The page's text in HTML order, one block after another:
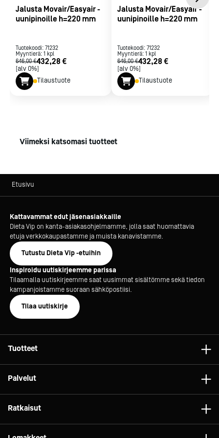
Jalusta Movair/Easyair -
uunipinoille h=220 mm
Tuotekoodi: 71232
Myyntierä: 1 kpl
646,00 €432,28 €
[alv 0%]
Tilaustuote
Jalusta Movair/Easyair -
uunipinoille h=220 mm
Tuotekoodi: 71232
Myyntierä: 1 kpl
646,00 €432,28 €
[alv 0%]
Tilaustuote
Viimeksi katsomasi tuotteet
Etusivu
Kattavammat edut jäsenasiakkaille
Dieta Vip on kanta-asiakasohjelmamme, jolla saat huomattavia
etuja verkkokaupastamme ja muista kanavistamme.
Tutustu Dieta Vip -etuihin
Inspiroidu uutiskirjeemme parissa
Tilaamalla uutiskirjeemme saat uusimmat sisältömme sekä tiedon
kampanjoistamme suoraan sähköpostiisi.
Tilaa uutiskirje
Tuotteet
Tarvikkeet
Vaunut ja kalusteet
Palvelut
Konsultointi
Ratkaisut